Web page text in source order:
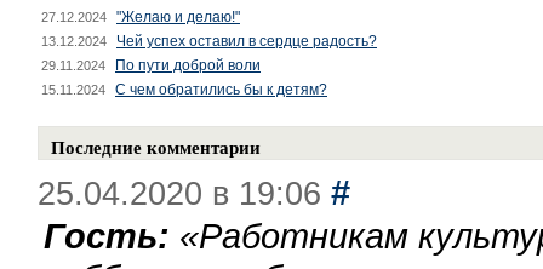
27.12.2024 "Желаю и делаю!"
13.12.2024 Чей успех оставил в сердце радость?
29.11.2024 По пути доброй воли
15.11.2024 С чем обратились бы к детям?
Последние комментарии
25.04.2020 в 19:06 #
Гость: «Работникам